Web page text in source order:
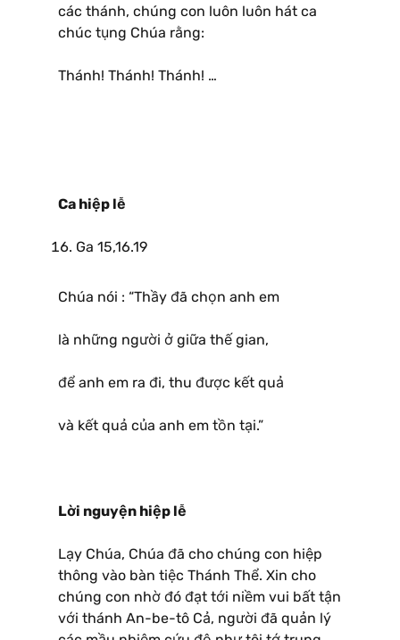
các thánh, chúng con luôn luôn hát ca
chúc tụng Chúa rằng:
Thánh! Thánh! Thánh! …
Ca hiệp lễ
Ga 15,16.19
Chúa nói : “Thầy đã chọn anh em
là những người ở giữa thế gian,
để anh em ra đi, thu được kết quả
và kết quả của anh em tồn tại.”
Lời nguyện hiệp lễ
Lạy Chúa, Chúa đã cho chúng con hiệp
thông vào bàn tiệc Thánh Thể. Xin cho
chúng con nhờ đó đạt tới niềm vui bất tận
với thánh An-be-tô Cả, người đã quản lý